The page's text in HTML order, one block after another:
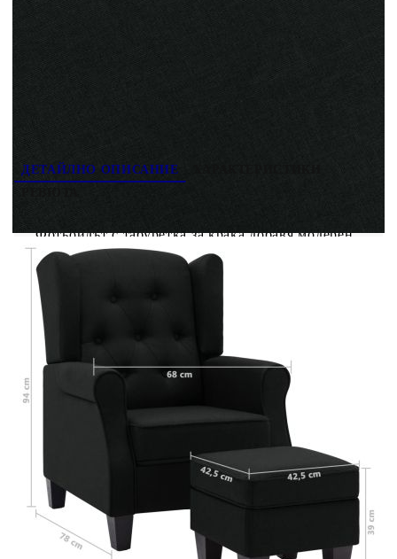
320153
ДЕТАЙЛНО ОПИСАНИЕ
Фотьойлът с табуретка за крака добавя модерен
външен вид към декора на дома ви и е идеално
допълнение към вашето жилищно пространство.
Мекото кресло е изработено от текстил и е
запълнено с дунапрен, което го прави здраво и
меко при седене. Дървената рамка предоставя
допълнителна стабилност на този стол. Този
подплатен стол разполага с висока облегалка и
дълбока възглавница, осигуряващи чудесен
комфорт. Поставката за крака, запълнена с PP
памук, служи и като отделно място за седене,
като горната ѝ част е подвижна.
Материал: Плат (100% полиестер),
шперплат, пластмаса
Материал на пълнежа: Пяна, PP памук
Размери на фотьойла: 68 x 78 x 94 см (Ш х
Д х В)